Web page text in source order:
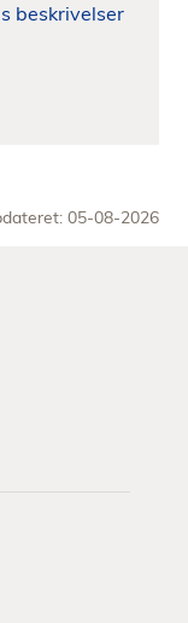
beskrivelser
05-08-2026